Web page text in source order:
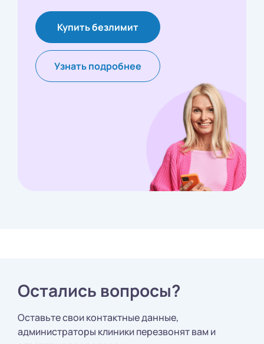
Купить безлимит
Узнать подробнее
Остались вопросы?
Оставьте свои контактные данные,
администраторы клиники перезвонят вам и